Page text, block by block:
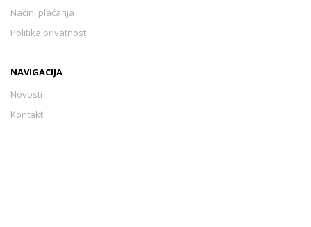
Načini plaćanja
Politika privatnosti
NAVIGACIJA
Novosti
Kontakt